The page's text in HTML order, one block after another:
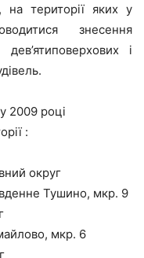
на території яких у
знесення
дев’ятиповерхових і
2009 році
:
округ
Тушино, мкр. 9
мкр. 6